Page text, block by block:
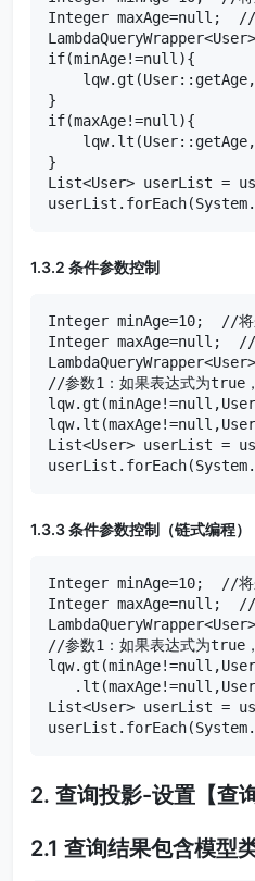
Integer maxAge=null;  //将
if(minAge!=null){
}
if(maxAge!=null){
}
List<User> userList =
1.3.2 条件参数控制
Integer minAge=10;  //将来
Integer maxAge=null;  //将
//参数1：如果表达式为true
List<User> userList =
1.3.3 条件参数控制（链式编程）
Integer minAge=10;  //将来
Integer maxAge=null;  //将
//参数1：如果表达式为true
List<User> userList =
2. 查询投影-设置【查
2.1 查询结果包含模型